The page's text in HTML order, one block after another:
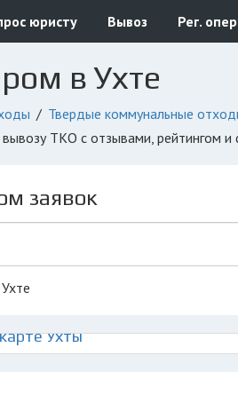
юристу Вывоз Рег.
в Ухте
Твердые коммунальные
вывозу ТКО с отзывами, рейтингом
заявок
Ухты